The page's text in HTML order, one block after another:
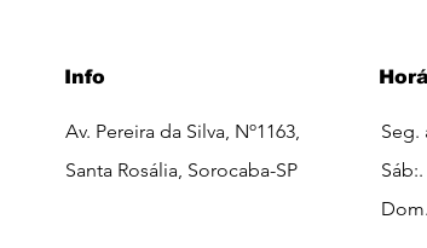
Info
Av. Pereira da Silva, Nº1163,
Santa Rosália, Sorocaba-SP
Seg.